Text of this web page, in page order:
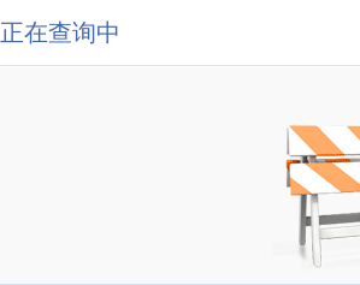
正在查询中